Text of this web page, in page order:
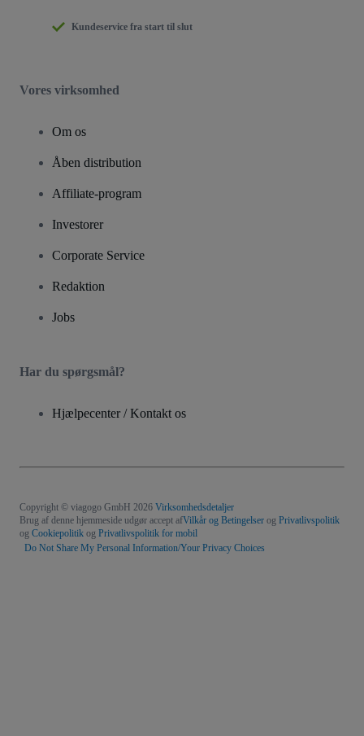
Kundeservice fra start til slut
Vores virksomhed
Om os
Åben distribution
Affiliate-program
Investorer
Corporate Service
Redaktion
Jobs
Har du spørgsmål?
Hjælpecenter / Kontakt os
Copyright © viagogo GmbH 2026 Virksomhedsdetaljer
Brug af denne hjemmeside udgør accept afVilkår og Betingelser og Privatlivspolitik
og Cookiepolitik og Privatlivspolitik for mobil
Do Not Share My Personal Information/Your Privacy Choices